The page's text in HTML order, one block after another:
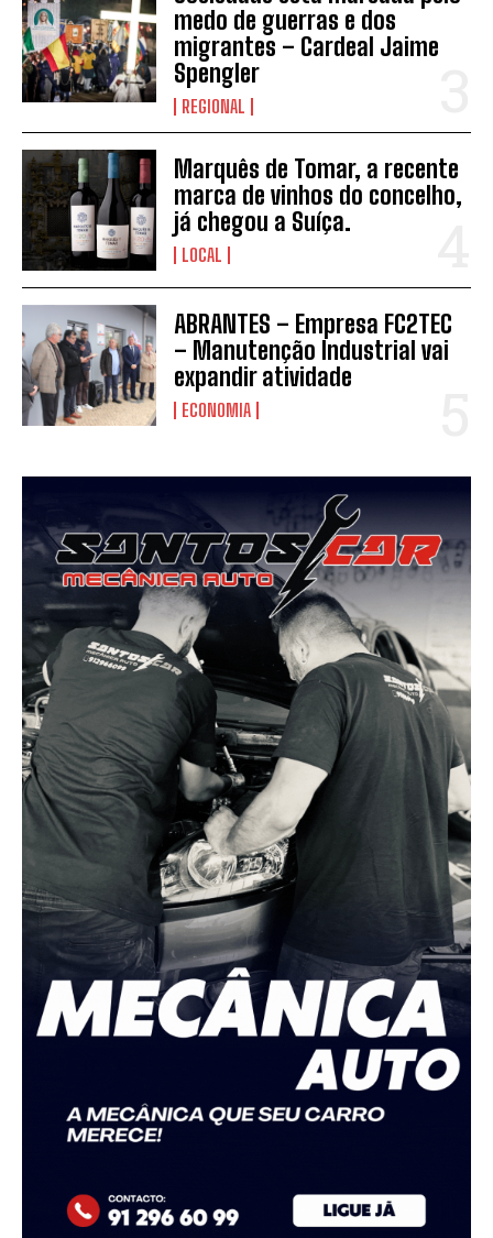
medo de guerras e dos
migrantes – Cardeal Jaime
Spengler
REGIONAL
Marquês de Tomar, a recente
marca de vinhos do concelho,
já chegou a Suíça.
LOCAL
ABRANTES – Empresa FC2TEC
– Manutenção Industrial vai
expandir atividade
ECONOMIA